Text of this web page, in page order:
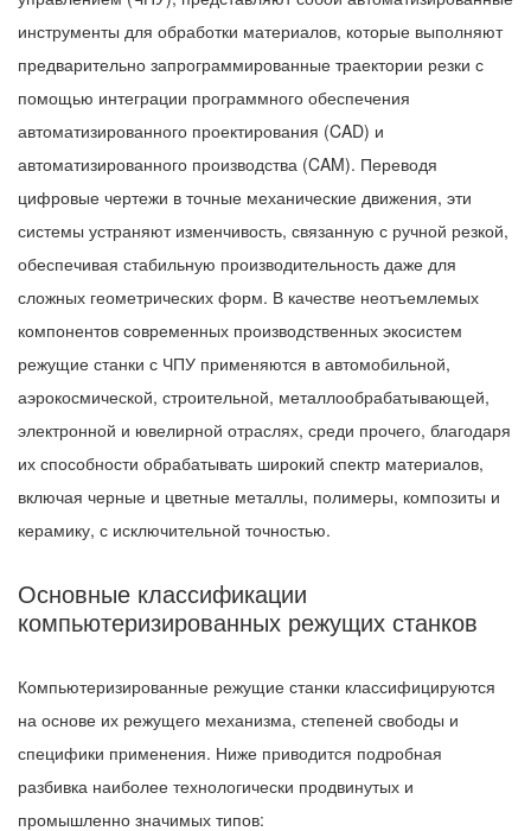
инструменты для обработки материалов, которые выполняют
предварительно запрограммированные траектории резки с
помощью интеграции программного обеспечения
автоматизированного проектирования (CAD) и
автоматизированного производства (CAM). Переводя
цифровые чертежи в точные механические движения, эти
системы устраняют изменчивость, связанную с ручной резкой,
обеспечивая стабильную производительность даже для
сложных геометрических форм. В качестве неотъемлемых
компонентов современных производственных экосистем
режущие станки с ЧПУ применяются в автомобильной,
аэрокосмической, строительной, металлообрабатывающей,
электронной и ювелирной отраслях, среди прочего, благодаря
их способности обрабатывать широкий спектр материалов,
включая черные и цветные металлы, полимеры, композиты и
керамику, с исключительной точностью.
Основные классификации
компьютеризированных режущих станков
Компьютеризированные режущие станки классифицируются
на основе их режущего механизма, степеней свободы и
специфики применения. Ниже приводится подробная
разбивка наиболее технологически продвинутых и
промышленно значимых типов: